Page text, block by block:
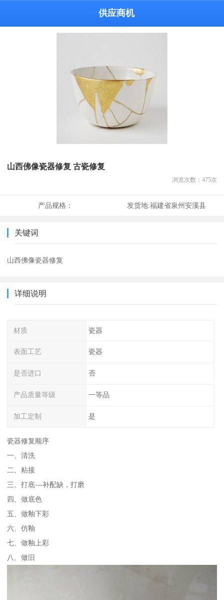
供应商机
山西佛像瓷器修复 古瓷修复
浏览次数： 475次
产品规格： 发货地:福建省泉州安溪县
关键词
山西佛像瓷器修复
详细说明
材质 瓷器
表面工艺 瓷器
是否进口 否
产品质量等级 一等品
加工定制 是
瓷器修复顺序
一、清洗
二、粘接
三、打底---补配缺，打磨
四、做底色
五、做釉下彩
六、仿釉
七、做釉上彩
八、做旧